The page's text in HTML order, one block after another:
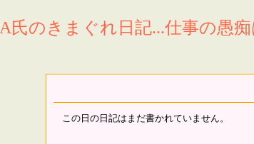
A氏のきまぐれ日記...仕事の愚
この日の日記はまだ書かれていません。